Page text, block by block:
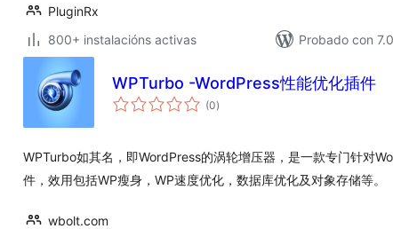
PluginRx
800+ instalacións activas
Probado con
WPTurbo -WordPress性能优化插件
(0valoracións
totais
)
WPTurbo如其名，即WordPress的涡轮增压器，是一款专门针对
件，效用包括WP瘦身，WP速度优化，数据库优化及对象存储等。
wbolt.com